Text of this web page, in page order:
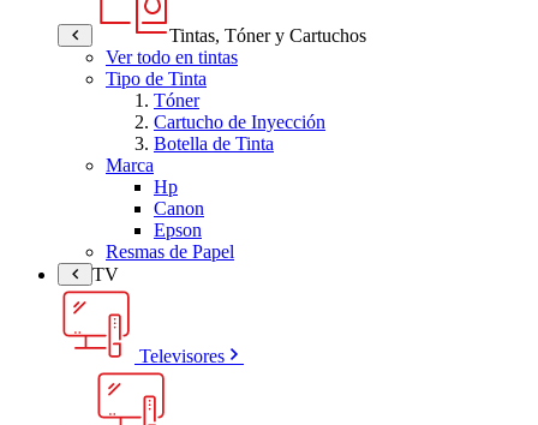
Tintas, Tóner y Cartuchos
Ver todo en tintas
Tipo de Tinta
Tóner
Cartucho de Inyección
Botella de Tinta
Marca
Hp
Canon
Epson
Resmas de Papel
TV
Televisores